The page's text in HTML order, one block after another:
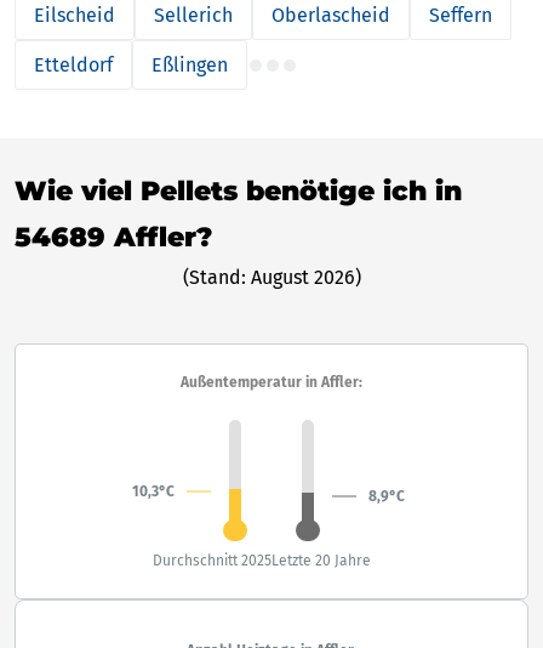
Eilscheid Sellerich Oberlascheid Seffern
Etteldorf Eßlingen
Wie viel Pellets benötige ich in
54689 Affler?
(Stand: August 2026)
Außentemperatur in Affler:
10,3°C 8,9°C
Durchschnitt 2025Letzte 20 Jahre